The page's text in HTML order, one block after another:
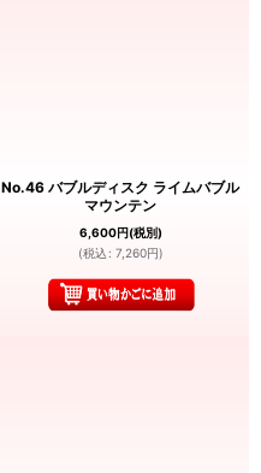
No.46 バブルディスク ライムバブル
マウンテン
6,600円(税別)
(税込 : 7,260円)